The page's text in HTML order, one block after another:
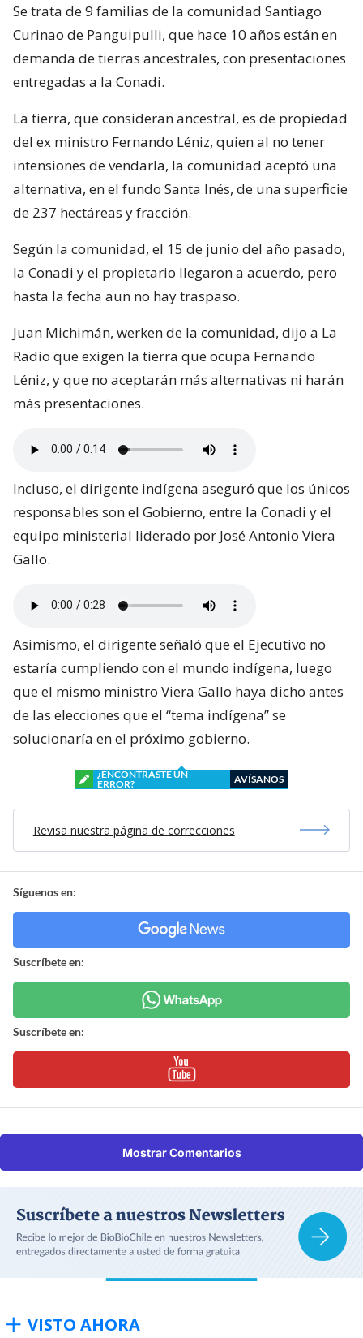
Se trata de 9 familias de la comunidad Santiago
Curinao de Panguipulli, que hace 10 años están en
demanda de tierras ancestrales, con presentaciones
entregadas a la Conadi.
La tierra, que consideran ancestral, es de propiedad
del ex ministro Fernando Léniz, quien al no tener
intensiones de vendarla, la comunidad aceptó una
alternativa, en el fundo Santa Inés, de una superficie
de 237 hectáreas y fracción.
Según la comunidad, el 15 de junio del año pasado,
la Conadi y el propietario llegaron a acuerdo, pero
hasta la fecha aun no hay traspaso.
Juan Michimán, werken de la comunidad, dijo a La
Radio que exigen la tierra que ocupa Fernando
Léniz, y que no aceptarán más alternativas ni harán
más presentaciones.
Incluso, el dirigente indígena aseguró que los únicos
responsables son el Gobierno, entre la Conadi y el
equipo ministerial liderado por José Antonio Viera
Gallo.
Asimismo, el dirigente señaló que el Ejecutivo no
estaría cumpliendo con el mundo indígena, luego
que el mismo ministro Viera Gallo haya dicho antes
de las elecciones que el “tema indígena” se
solucionaría en el próximo gobierno.
¿ENCONTRASTE UN
ERROR?
AVÍSANOS
Revisa nuestra página de correcciones
Síguenos en:
Suscríbete en:
Suscríbete en:
Mostrar Comentarios
VISTO AHORA